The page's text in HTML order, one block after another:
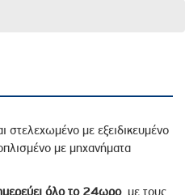
στελεχωμένο με εξειδικευμένο
με μηχανήματα
όλο το 24ωρο, με τους